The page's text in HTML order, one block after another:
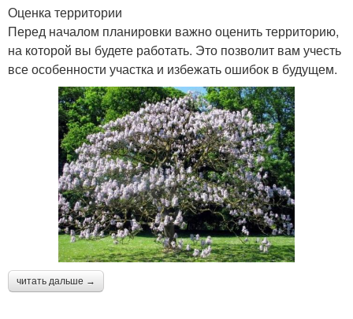
Оценка территории
Перед началом планировки важно оценить территорию,
на которой вы будете работать. Это позволит вам учесть
все особенности участка и избежать ошибок в будущем.
читать дальше →